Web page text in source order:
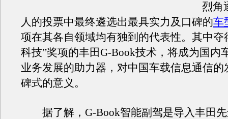
烈角
人的投票中最终遴选出最具实力及口碑的车
项在其各自领域均有独到的代表性。其中夺
科技”奖项的丰田G-Book技术，将成为国内
业务发展的助力器，对中国车载信息通信的
碑式的意义。
据了解，G-Book智能副驾是导入丰田先